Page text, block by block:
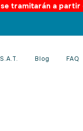
tramitarán a partir
S.A.T. Blog FAQ